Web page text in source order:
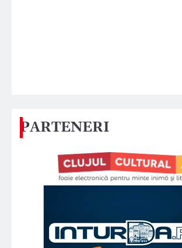
PARTENERI